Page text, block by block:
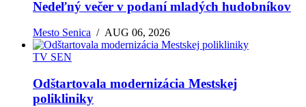
Nedeľný večer v podaní mladých hudobníkov
Mesto Senica /AUG 06, 2026
TV SEN
Odštartovala modernizácia Mestskej
polikliniky